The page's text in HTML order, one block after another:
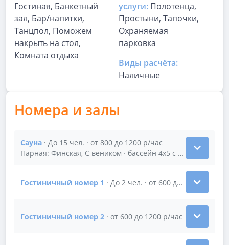
Гостиная, Банкетный
зал, Бар/напитки,
Танцпол, Поможем
накрыть на стол,
Комната отдыха
услуги: Полотенца,
Простыни, Тапочки,
Охраняемая
парковка
Виды расчёта:
Наличные
Номера и залы
Сауна · До 15 чел. · от 800 до 1200 р/час
Парная: Финская, С веником · бассейн 4х5 с водопадом и
Показать подробности зала Сауна
Гостиничный номер 1 · До 2 чел. · от 600 до 1200 р/час
Показать подробности зала Гостиничный номер 1
Гостиничный номер 2 · от 600 до 1200 р/час
Показать подробности зала Гостиничный номер 2